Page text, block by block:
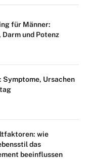
für Männer:
Darm und Potenz
Symptome, Ursachen
wie
das
beeinflussen